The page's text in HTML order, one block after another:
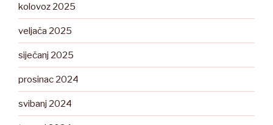
kolovoz 2025
veljača 2025
siječanj 2025
prosinac 2024
svibanj 2024